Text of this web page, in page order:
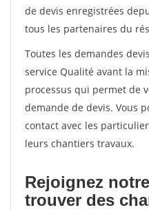
de devis enregistrées
tous les partenaires du
Toutes les demandes
service Qualité avant la
processus qui permet de
demande de devis. Vous
contact avec les
leurs chantiers travaux.
Rejoignez
trouver des